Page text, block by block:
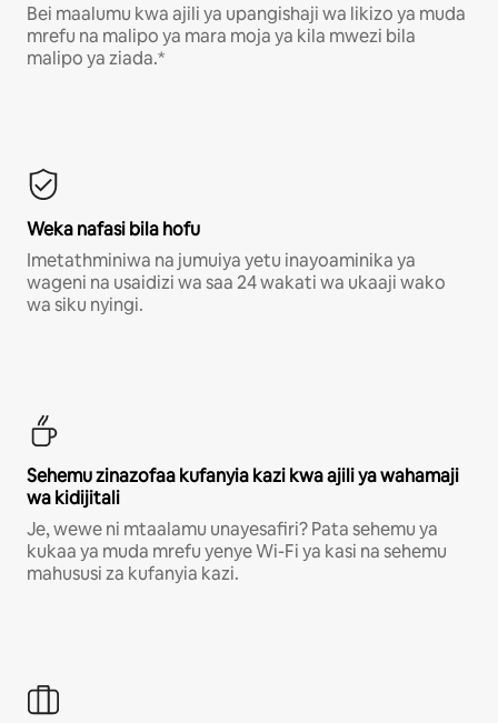
Bei maalumu kwa ajili ya upangishaji wa likizo ya muda
mrefu na malipo ya mara moja ya kila mwezi bila
malipo ya ziada.*
Weka nafasi bila hofu
Imetathminiwa na jumuiya yetu inayoaminika ya
wageni na usaidizi wa saa 24 wakati wa ukaaji wako
wa siku nyingi.
Sehemu zinazofaa kufanyia kazi kwa ajili ya wahamaji
wa kidijitali
Je, wewe ni mtaalamu unayesafiri? Pata sehemu ya
kukaa ya muda mrefu yenye Wi-Fi ya kasi na sehemu
mahususi za kufanyia kazi.